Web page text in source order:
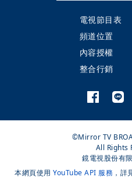
電視節目表
頻道位置
內容授權
整合行銷
©Mirror TV
All Rights
鏡電視股份有
本網頁使用 YouTube API 服務 ，詳